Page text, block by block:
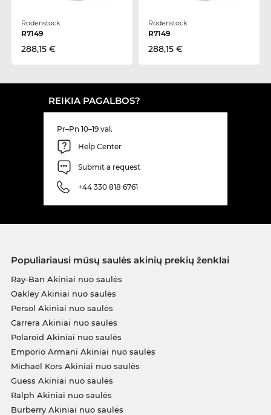
Rodenstock
R7149
288,15 €
Rodenstock
R7149
288,15 €
REIKIA PAGALBOS?
Pr–Pn 10–19 val.
Help Center
Submit a request
+44 330 818 6761
Populiariausi mūsų saulės akinių prekių ženklai
Ray-Ban Akiniai nuo saulės
Oakley Akiniai nuo saulės
Persol Akiniai nuo saulės
Carrera Akiniai nuo saulės
Polaroid Akiniai nuo saulės
Emporio Armani Akiniai nuo saulės
Michael Kors Akiniai nuo saulės
Guess Akiniai nuo saulės
Ralph Akiniai nuo saulės
Burberry Akiniai nuo saulės